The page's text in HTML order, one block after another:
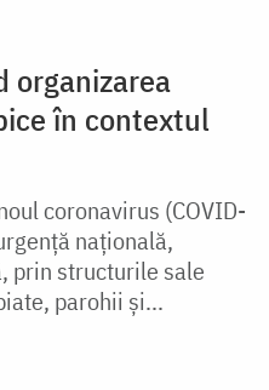
organizarea
în contextul
coronavirus (COVID-
naţională,
prin structurile sale
parohii și...